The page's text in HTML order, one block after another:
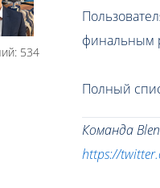
534
финальным
Полный
Команда
https://